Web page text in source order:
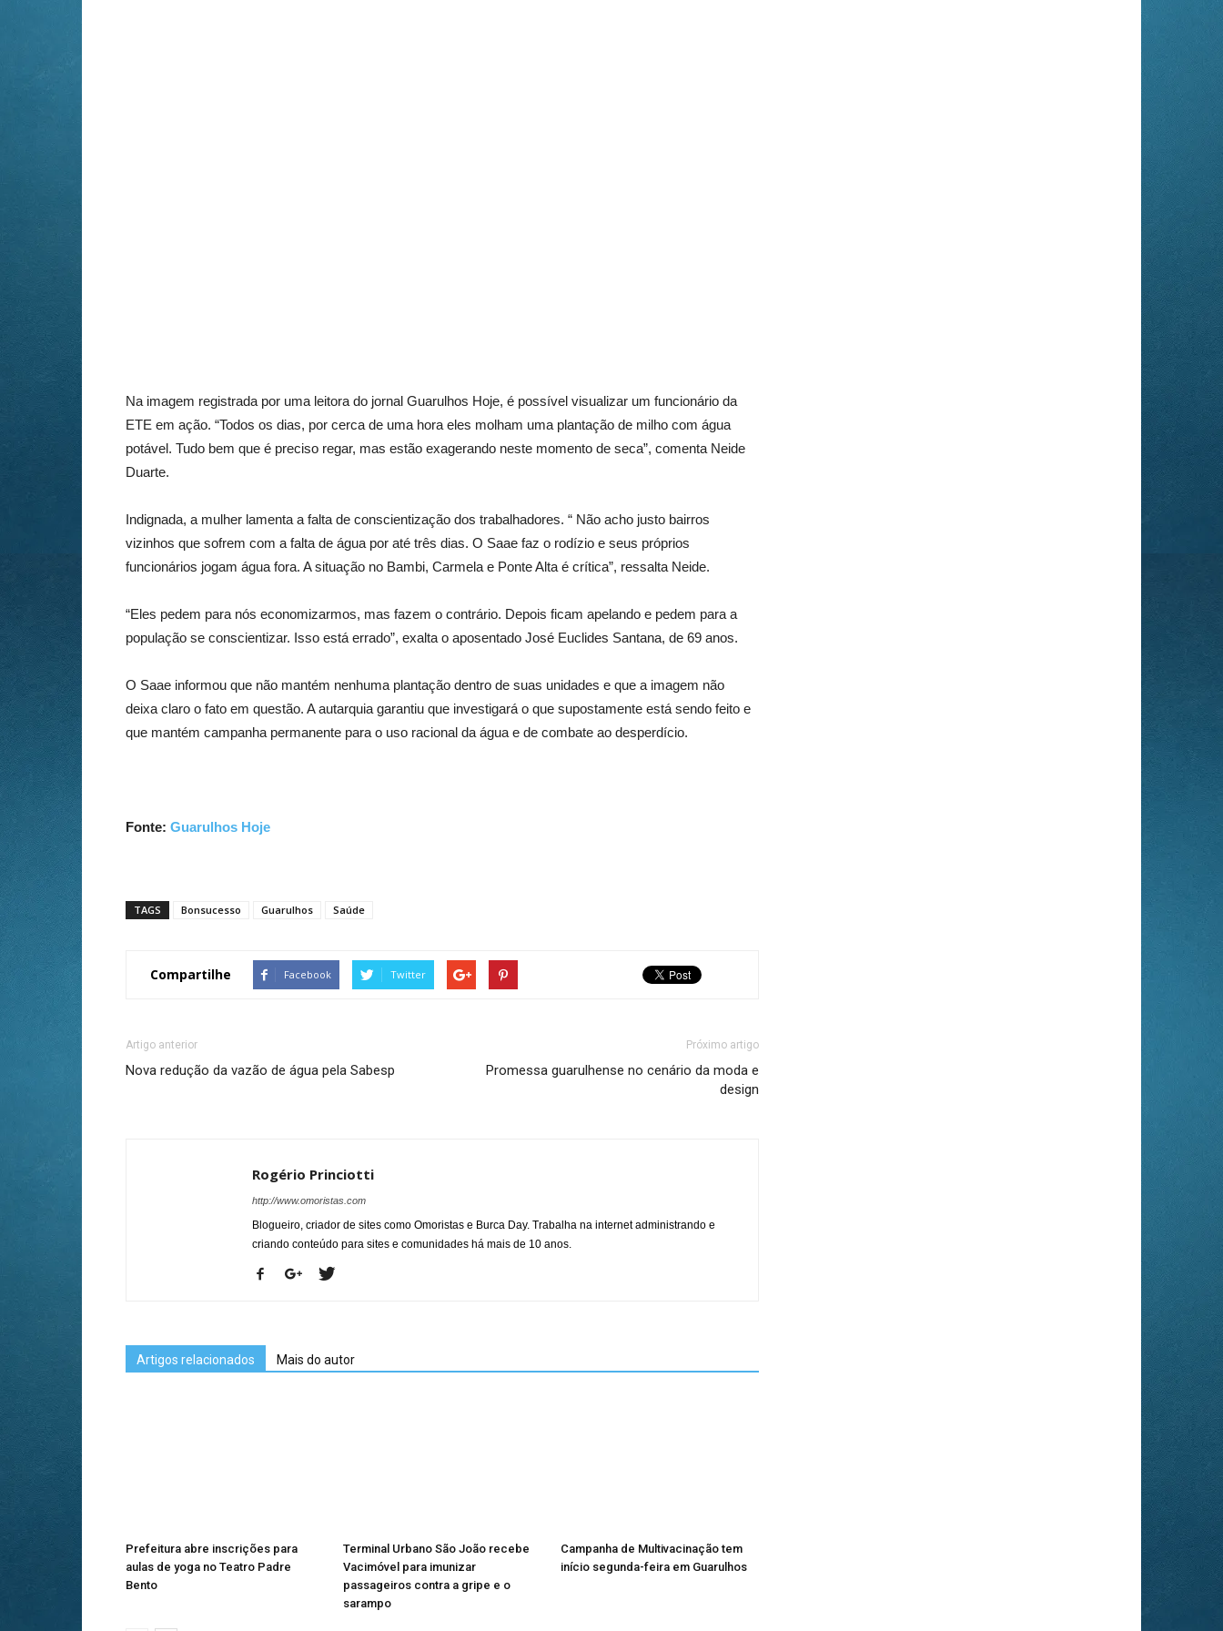
Na imagem registrada por uma leitora do jornal Guarulhos Hoje, é possível visualizar um funcionário da
ETE em ação. “Todos os dias, por cerca de uma hora eles molham uma plantação de milho com água
potável. Tudo bem que é preciso regar, mas estão exagerando neste momento de seca”, comenta Neide
Duarte.
Indignada, a mulher lamenta a falta de conscientização dos trabalhadores. “ Não acho justo bairros
vizinhos que sofrem com a falta de água por até três dias. O Saae faz o rodízio e seus próprios
funcionários jogam água fora. A situação no Bambi, Carmela e Ponte Alta é crítica”, ressalta Neide.
“Eles pedem para nós economizarmos, mas fazem o contrário. Depois ficam apelando e pedem para a
população se conscientizar. Isso está errado”, exalta o aposentado José Euclides Santana, de 69 anos.
O Saae informou que não mantém nenhuma plantação dentro de suas unidades e que a imagem não
deixa claro o fato em questão. A autarquia garantiu que investigará o que supostamente está sendo feito e
que mantém campanha permanente para o uso racional da água e de combate ao desperdício.
Fonte: Guarulhos Hoje
TAGS Bonsucesso Guarulhos Saúde
Compartilhe Facebook Twitter
Artigo anterior
Nova redução da vazão de água pela Sabesp
Próximo artigo
Promessa guarulhense no cenário da moda e
design
Rogério Princiotti
http://www.omoristas.com
Blogueiro, criador de sites como Omoristas e Burca Day. Trabalha na internet administrando e
criando conteúdo para sites e comunidades há mais de 10 anos.
Artigos relacionados Mais do autor
Prefeitura abre inscrições para
aulas de yoga no Teatro Padre
Bento
Terminal Urbano São João recebe
Vacimóvel para imunizar
passageiros contra a gripe e o
sarampo
Campanha de Multivacinação tem
início segunda-feira em Guarulhos